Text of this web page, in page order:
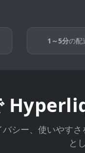
1～5分の配
シー、使いやす
と